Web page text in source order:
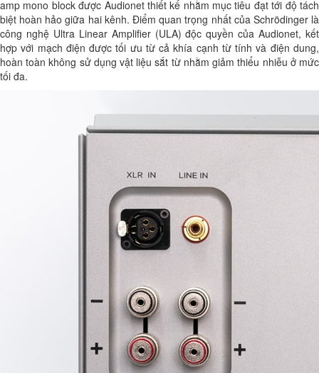
amp mono block được Audionet thiết kế nhằm mục tiêu đạt tới độ tách
biệt hoàn hảo giữa hai kênh. Điểm quan trọng nhất của Schrödinger là
công nghệ Ultra Linear Amplifier (ULA) độc quyền của Audionet, kết
hợp với mạch điện được tối ưu từ cả khía cạnh từ tính và điện dung,
hoàn toàn không sử dụng vật liệu sắt từ nhằm giảm thiểu nhiễu ở mức
tối đa.